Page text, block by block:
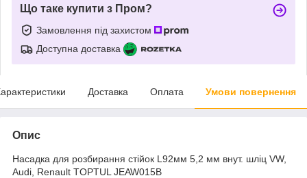
Що таке купити з Пром?
Замовлення під захистом
Доступна доставка
Доставка Оплата Умови повернення
Опис
Насадка для розбирання стійок L92мм 5,2 мм внут. шліц VW,
Audi, Renault TOPTUL JEAW015B